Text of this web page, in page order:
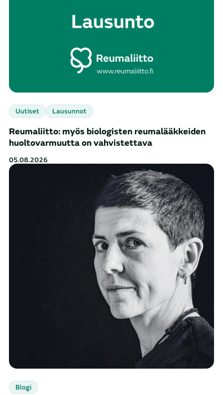
Uutiset Lausunnot
Reumaliitto: myös biologisten reumalääkkeiden
huoltovarmuutta on vahvistettava
05.08.2026
Blogi